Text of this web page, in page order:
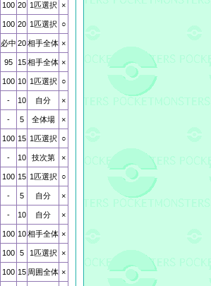
100 20 1匹選択 ×
100 20 1匹選択 ○
必中 20相手全体 ×
95 15相手全体 ×
100 10 1匹選択 ○
- 10 自分 ×
- 5 全体場 ×
100 15 1匹選択 ○
- 10 技次第 ×
100 15 1匹選択 ○
- 5 自分 ×
- 10 自分 ×
100 10相手全体 ×
100 5 1匹選択 ×
100 15 周囲全体 ×